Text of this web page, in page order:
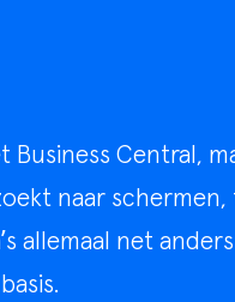
Business Central,
naar
allemaal net